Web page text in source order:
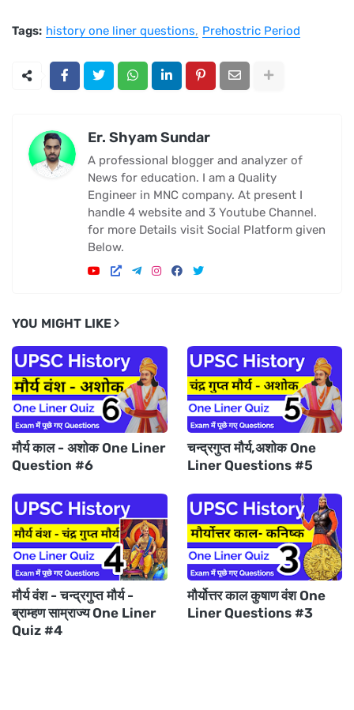
Tags: history one liner questions Prehostric Period
Er. Shyam Sundar
A professional blogger and analyzer of
News for education. I am a Quality
Engineer in MNC company. At present I
handle 4 website and 3 Youtube Channel.
for more Details visit Social Platform given
Below.
YOU MIGHT LIKE
मौर्य काल - अशोक One Liner
Question #6
चन्द्रगुप्त मौर्य,अशोक One
Liner Questions #5
मौर्य वंश - चन्द्रगुप्त मौर्य -
ब्राम्हण साम्राज्य One Liner
Quiz #4
मौर्योत्तर काल कुषाण वंश One
Liner Questions #3